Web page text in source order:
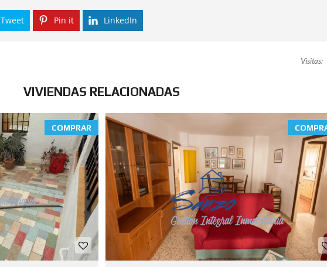
Tweet Pin it LinkedIn
Visitas:
VIVIENDAS RELACIONADAS
COMPRAR